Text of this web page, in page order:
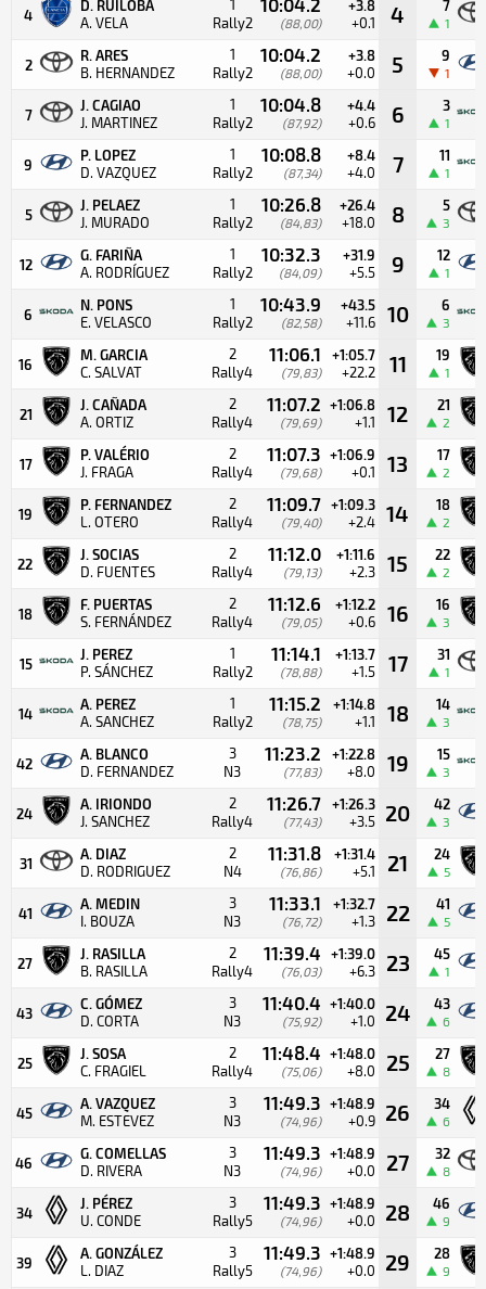
4
D. RUILOBA
A. VELA
1
Rally2
(88,00)
+3.8
+0.1 4 7
1
2
R. ARES
B. HERNANDEZ
1
Rally2
10:04.2
(88,00)
+3.8
+0.0 5 9
1
7
J. CAGIAO
J. MARTINEZ
1
Rally2
10:04.8
(87,92)
+4.4
+0.6 6 3
1
9
P. LOPEZ
D. VAZQUEZ
1
Rally2
10:08.8
(87,34)
+8.4
+4.0 7 11
1
5
J. PELAEZ
J. MURADO
1
Rally2
10:26.8
(84,83)
+26.4
+18.0 8 5
3
12
G. FARIÑA
A. RODRÍGUEZ
1
Rally2
10:32.3
(84,09)
+31.9
+5.5 9 12
1
6
N. PONS
E. VELASCO
1
Rally2
10:43.9
(82,58)
+43.5
+11.6 10 6
3
16
M. GARCIA
C. SALVAT
2
Rally4
11:06.1
(79,83)
+1:05.7
+22.2 11 19
1
21
J. CAÑADA
A. ORTIZ
2
Rally4
11:07.2
(79,69)
+1:06.8
+1.1 12 21
2
17
P. VALÉRIO
J. FRAGA
2
Rally4
11:07.3
(79,68)
+1:06.9
+0.1 13 17
2
19
P. FERNANDEZ
L. OTERO
2
Rally4
11:09.7
(79,40)
+1:09.3
+2.4 14 18
2
22
J. SOCIAS
D. FUENTES
2
Rally4
11:12.0
(79,13)
+1:11.6
+2.3 15 22
2
18
F. PUERTAS
S. FERNÁNDEZ
2
Rally4
11:12.6
(79,05)
+1:12.2
+0.6 16 16
3
15
J. PEREZ
P. SÁNCHEZ
1
Rally2
11:14.1
(78,88)
+1:13.7
+1.5 17 31
1
14
A. PEREZ
A. SANCHEZ
1
Rally2
11:15.2
(78,75)
+1:14.8
+1.1 18 14
3
42
A. BLANCO
D. FERNANDEZ
3
N3
11:23.2
(77,83)
+1:22.8
+8.0 19 15
3
24
A. IRIONDO
J. SANCHEZ
2
Rally4
11:26.7
(77,43)
+1:26.3
+3.5 20 42
3
31
A. DIAZ
D. RODRIGUEZ
2
N4
11:31.8
(76,86)
+1:31.4
+5.1 21 24
5
41
A. MEDIN
I. BOUZA
3
N3
11:33.1
(76,72)
+1:32.7
+1.3 22 41
5
27
J. RASILLA
B. RASILLA
2
Rally4
11:39.4
(76,03)
+1:39.0
+6.3 23 45
1
43
C. GÓMEZ
D. CORTA
3
N3
11:40.4
(75,92)
+1:40.0
+1.0 24 43
6
25
J. SOSA
C. FRAGIEL
2
Rally4
11:48.4
(75,06)
+1:48.0
+8.0 25 27
8
45
A. VAZQUEZ
M. ESTEVEZ
3
N3
11:49.3
(74,96)
+1:48.9
+0.9 26 34
6
46
G. COMELLAS
D. RIVERA
3
N3
11:49.3
(74,96)
+1:48.9
+0.0 27 32
8
34
J. PÉREZ
U. CONDE
3
Rally5
11:49.3
(74,96)
+1:48.9
+0.0 28 46
9
39
A. GONZÁLEZ
L. DIAZ
3
Rally5
11:49.3
(74,96)
+1:48.9
+0.0 29 28
9